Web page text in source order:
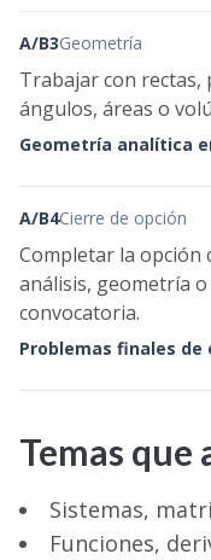
A/B3Geometría
Trabajar con rectas,
ángulos, áreas o
Geometría analítica
A/B4Cierre de opción
Completar la opción
análisis, geometría
convocatoria.
Problemas finales de
Temas que
Sistemas,
Funciones,